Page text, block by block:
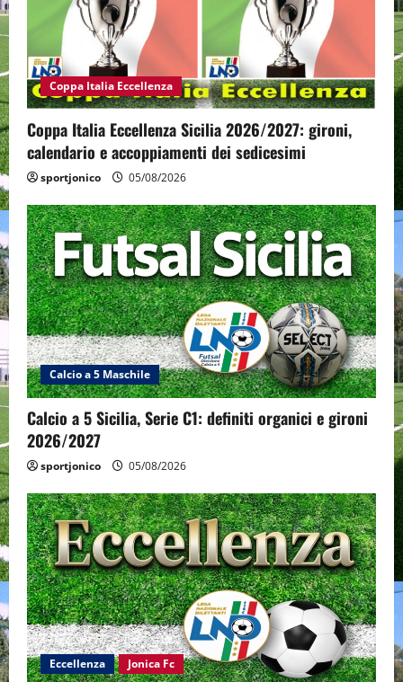
Coppa Italia Eccellenza
Coppa Italia Eccellenza Sicilia 2026/2027: gironi,
calendario e accoppiamenti dei sedicesimi
sportjonico 05/08/2026
Calcio a 5 Maschile
Calcio a 5 Sicilia, Serie C1: definiti organici e gironi
2026/2027
sportjonico 05/08/2026
Eccellenza Jonica Fc